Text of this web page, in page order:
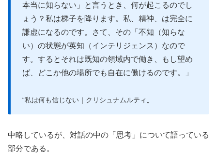
本当に知らない」と言うとき、何が起こるのでし
ょう？私は梯子を降ります。私、精神、は完全に
謙虚になるのです。さて、その「不知（知らな
い）の状態が英知（インテリジェンス）なので
す。するとそれは既知の領域内で働き、もし望め
ば、どこか他の場所でも自在に働けるのです。」
“私は何も信じない｜クリシュナムルティ„
中略しているが、対話の中の「思考」について語っている
部分である。